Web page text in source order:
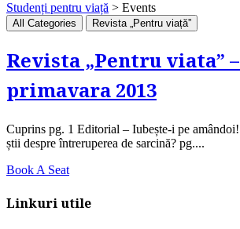
Studenți pentru viață > Events
All Categories Revista „Pentru viață”
Revista „Pentru viata”
primavara 2013
Cuprins pg. 1 Editorial – Iubește-i pe
știi despre întreruperea de sarcină? pg....
Book A Seat
Linkuri utile